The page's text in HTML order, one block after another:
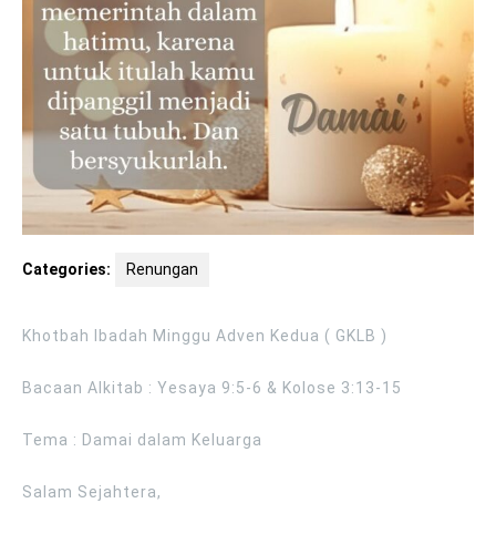
Categories: Renungan
Khotbah Ibadah Minggu Adven Kedua ( GKLB )
Bacaan Alkitab : Yesaya 9:5-6 & Kolose 3:13-15
Tema : Damai dalam Keluarga
Salam Sejahtera,